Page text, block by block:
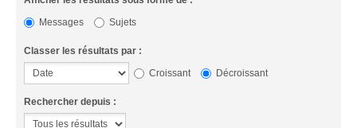
Messages
Sujets
Classer les résultats par :
Croissant
Décroissant
Rechercher depuis :